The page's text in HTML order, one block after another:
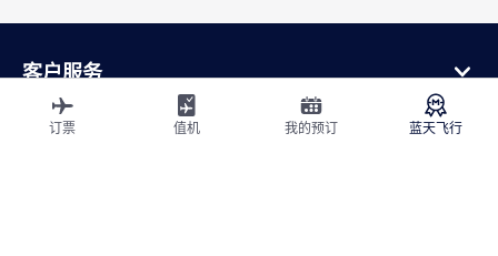
客户服务
在线购买
会员计划和合作伙伴
订票 值机 我的预订 蓝天飞行